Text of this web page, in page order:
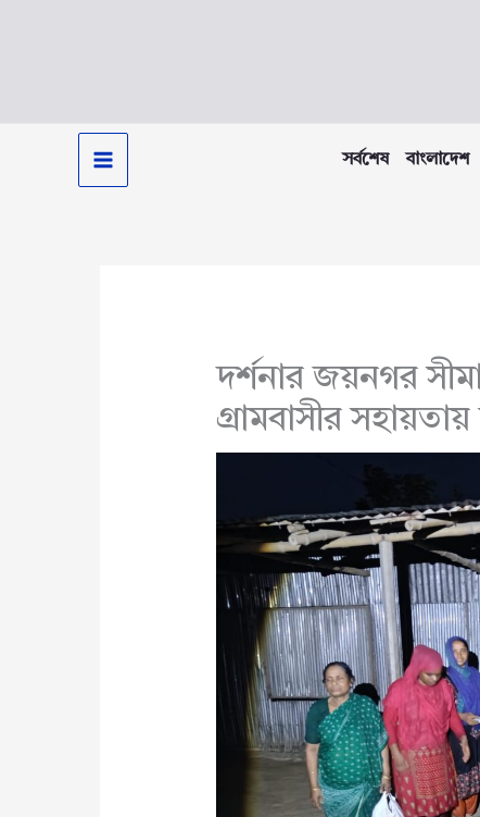
সর্বশেষ বাংলাদেশ
দর্শনার জয়নগর
গ্রামবাসীর